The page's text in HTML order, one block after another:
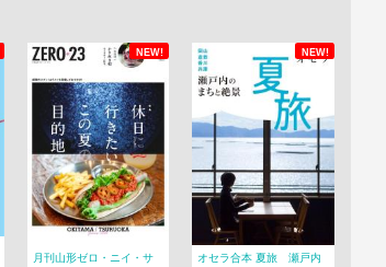
NEW! NEW!
月刊山形ゼロ・ニイ・サ オセラ合本 夏旅 瀬戸内